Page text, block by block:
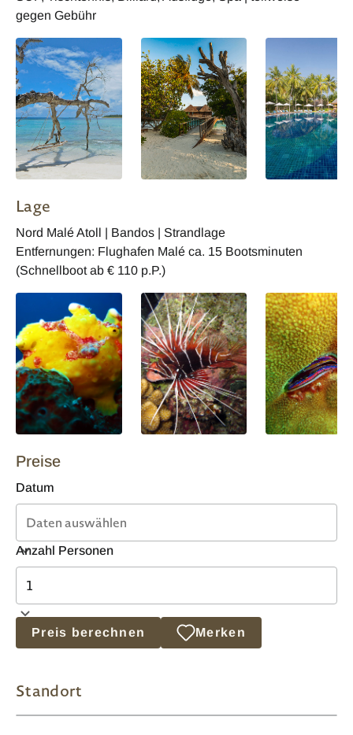
gegen Gebühr
Lage
Nord Malé Atoll | Bandos | Strandlage
Entfernungen: Flughafen Malé ca. 15 Bootsminuten
(Schnellboot ab € 110 p.P.)
Preise
Datum
Anzahl Personen
Preis berechnen Merken
Standort